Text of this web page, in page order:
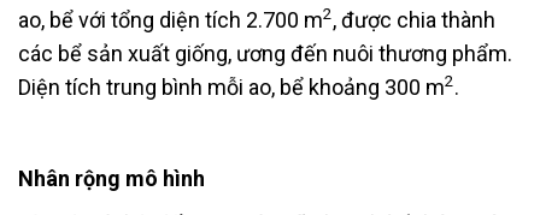
ao, bể với tổng diện tích 2.700 m2, được chia thành
các bể sản xuất giống, ương đến nuôi thương phẩm.
Diện tích trung bình mỗi ao, bể khoảng 300 m2.
Nhân rộng mô hình